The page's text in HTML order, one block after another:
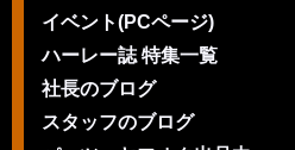
イベント(PCページ)
ハーレー誌 特集一覧
社長のブログ
スタッフのブログ